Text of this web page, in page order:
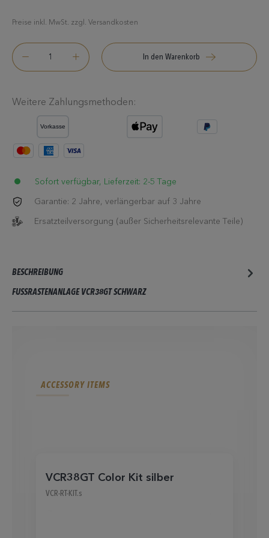
Preise inkl. MwSt. zzgl. Versandkosten
In den Warenkorb
Weitere Zahlungsmethoden:
Sofort verfügbar, Lieferzeit: 2-5 Tage
Garantie: 2 Jahre, verlängerbar auf 3 Jahre
Ersatzteilversorgung (außer Sicherheitsrelevante Teile)
BESCHREIBUNG
FUSSRASTENANLAGE VCR38GT SCHWARZ
ACCESSORY ITEMS
VCR38GT Color Kit silber
VCR-RT-KIT.s